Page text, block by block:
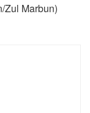
Zul Marbun)